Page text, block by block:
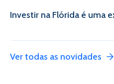
Investir na Flórida é uma
Ver todas as novidades